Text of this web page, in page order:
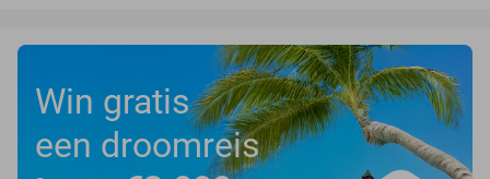
Win gratis
een droomreis